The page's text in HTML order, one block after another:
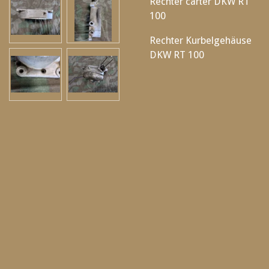
100
Rechter Kurbelgehäuse
DKW RT 100